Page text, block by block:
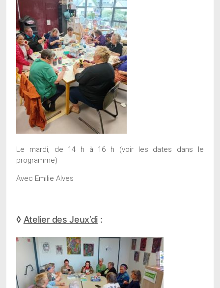
Le mardi, de 14 h à 16 h (voir les dates dans le
programme)
Avec Emilie Alves
◊ Atelier des Jeux’di: